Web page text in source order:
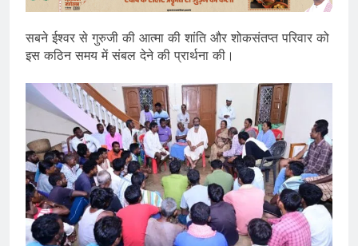
सबने ईश्वर से गुरुजी की आत्मा की शांति और शोकसंतप्त परिवार को
इस कठिन समय में संबल देने की प्रार्थना की।